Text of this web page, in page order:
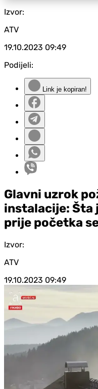
Izvor:
ATV
19.10.2023 09:49
Podijeli:
Link je kopiran!
Glavni uzrok
instalacije: Šta
prije početka
Izvor:
ATV
19.10.2023 09:49